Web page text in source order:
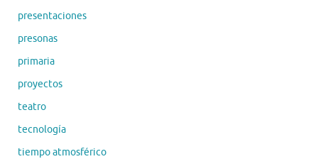
presentaciones
presonas
primaria
proyectos
teatro
tecnología
tiempo atmosférico